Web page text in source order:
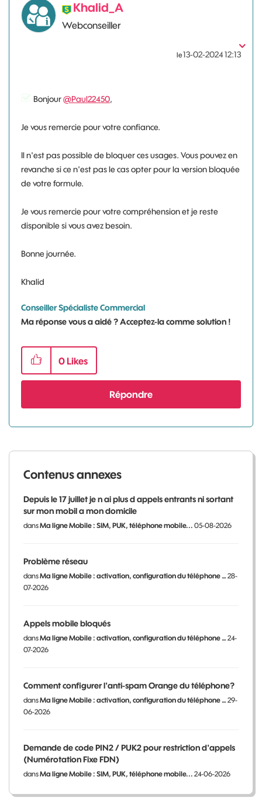
Khalid_A
Webconseiller
le‎13-02-202412:13
Bonjour@Paul22450,
Je vous remercie pour votre confiance.
Il n'est pas possible de bloquer ces usages. Vous pouvez en
revanche si ce n'est pas le cas opter pour la version bloquée
de votre formule.
Je vous remercie pour votre compréhension et je reste
disponible si vous avez besoin.
Bonne journée.
Khalid
Conseiller Spécialiste Commercial
Ma réponse vous a aidé ? Acceptez-la comme solution !
0 Likes
Répondre
Contenus annexes
Depuis le 17 juillet je n ai plus d appels entrants ni sortant
sur mon mobil a mon domicile
dansMa ligne Mobile : SIM, PUK, téléphone mobile... 05-08-2026
Problème réseau
dansMa ligne Mobile : activation, configuration du téléphone …28-
07-2026
Appels mobile bloqués
dansMa ligne Mobile : activation, configuration du téléphone …24-
07-2026
Comment configurer l'anti-spam Orange du téléphone?
dansMa ligne Mobile : activation, configuration du téléphone …29-
06-2026
Demande de code PIN2 / PUK2 pour restriction d'appels
(Numérotation Fixe FDN)
dansMa ligne Mobile : SIM, PUK, téléphone mobile... 24-06-2026